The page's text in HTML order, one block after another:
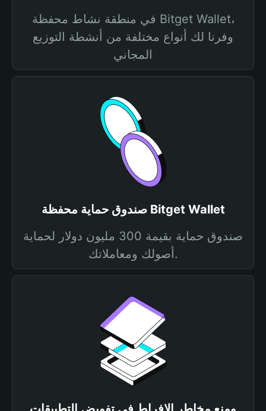
في منطقة نشاط محفظة Bitget Wallet،
وفرنا لك أنواع مختلفة من أنشطة التوزيع
المجاني
صندوق حماية محفظة Bitget Wallet
صندوق حماية بقيمة 300 مليون دولار لحماية
أصولك ومعاملاتك.